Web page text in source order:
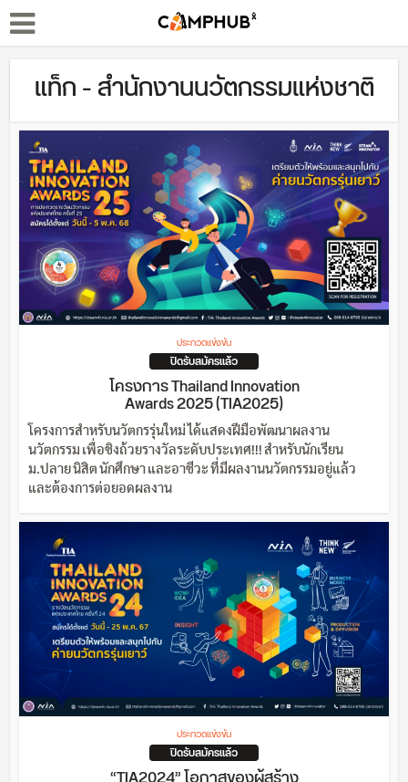
แท็ก - สำนักงานนวัตกรรมแห่งชาติ
ประกวดแข่งขัน
ปิดรับสมัครแล้ว
โครงการ Thailand Innovation
Awards 2025 (TIA2025)
โครงการสำหรับนวัตกรรุ่นใหม่ ได้แสดงฝีมือพัฒนาผลงาน
นวัตกรรม เพื่อชิงถ้วยรางวัลระดับประเทศ!!! สำหรับนักเรียน
ม.ปลาย นิสิต นักศึกษา และอาชีวะ ที่มีผลงานนวัตกรรมอยู่แล้ว
และต้องการต่อยอดผลงาน
ประกวดแข่งขัน
ปิดรับสมัครแล้ว